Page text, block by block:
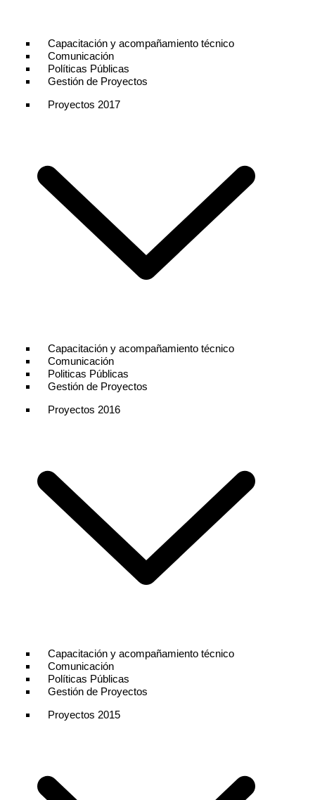
Capacitación y acompañamiento técnico
Comunicación
Políticas Públicas
Gestión de Proyectos
Proyectos 2017
Capacitación y acompañamiento técnico
Comunicación
Politicas Públicas
Gestión de Proyectos
Proyectos 2016
Capacitación y acompañamiento técnico
Comunicación
Políticas Públicas
Gestión de Proyectos
Proyectos 2015